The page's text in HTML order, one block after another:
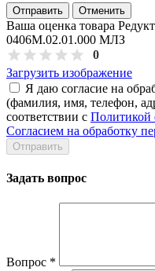
Отправить Отменить
Ваша оценка товара
0406М.02.01.000 МЛЗ
0
Загрузить изображение
Я даю согласие на
(фамилия, имя, телефон,
соответствии с Политикой
Согласием на обработку
Задать вопрос
Вопрос *